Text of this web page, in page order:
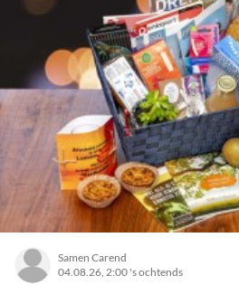
Samen Carend
04.08.26, 2:00 's ochtends